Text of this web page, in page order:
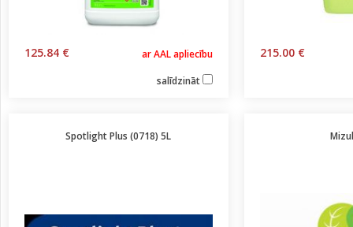
125.84 €
ar AAL apliecību
salīdzināt
215.00 €
Spotlight Plus (0718) 5L